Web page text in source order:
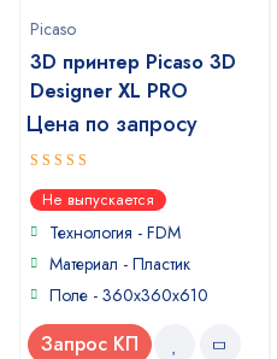
Picaso
3D принтер Picaso 3D
Designer XL PRO
Цена по запросу
5out of 5
Не выпускается
Технология - FDM
Материал - Пластик
Поле - 360x360x610
Запрос КП